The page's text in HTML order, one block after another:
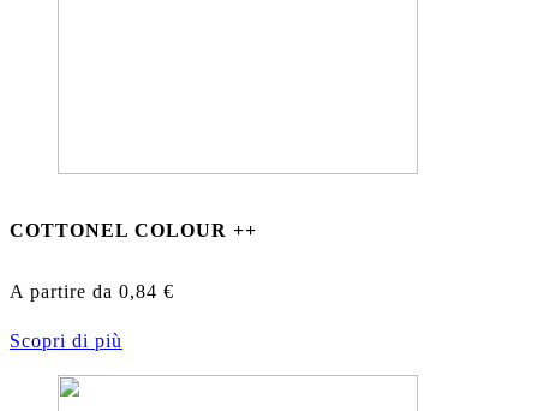
COTTONEL COLOUR ++
A partire da 0,84 €
Scopri di più